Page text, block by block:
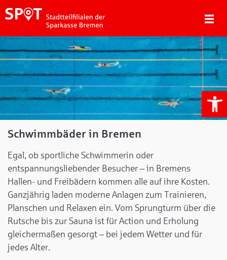
Schwimmbäder in Bremen
Egal, ob sportliche Schwimmerin oder
entspannungsliebender Besucher – in Bremens
Hallen- und Freibädern kommen alle auf ihre Kosten.
Ganzjährig laden moderne Anlagen zum Trainieren,
Planschen und Relaxen ein. Vom Sprungturm über die
Rutsche bis zur Sauna ist für Action und Erholung
gleichermaßen gesorgt – bei jedem Wetter und für
jedes Alter.